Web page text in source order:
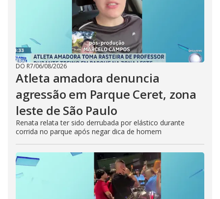
DO R7/06/08/2026
Atleta amadora denuncia
agressão em Parque Ceret, zona
leste de São Paulo
Renata relata ter sido derrubada por elástico durante
corrida no parque após negar dica de homem